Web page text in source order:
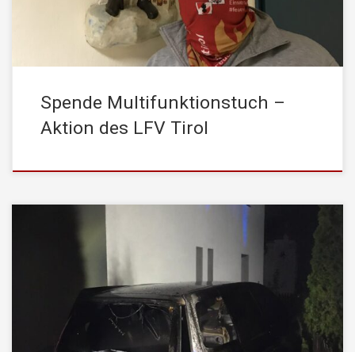
Schlauchtücher […]
Spende Multifunktionstuch –
Aktion des LFV Tirol
Am Montag, 12. Oktober 2020, wurde die STADTFEUERWEHR
Kufstein um 01:30 Uhr mittels stiller Alarmierung von der
Leitstelle Tirol mit dem Einsatzstichwort “ Brand Fahrzeug“
alarmiert. Im Stadtgebiet Zell fing aus noch ungeklärter Ursache
ein PKW Feuer. Auf Anfahrt wurde die Mannschaft des Tank 1
angewiesen, schweren Atemschutz anzulegen. Beim […]